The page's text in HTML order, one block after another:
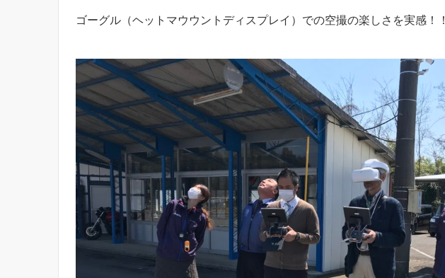
ゴーグル（ヘットマウウントディスプレイ）での空撮の楽しさを実感！！